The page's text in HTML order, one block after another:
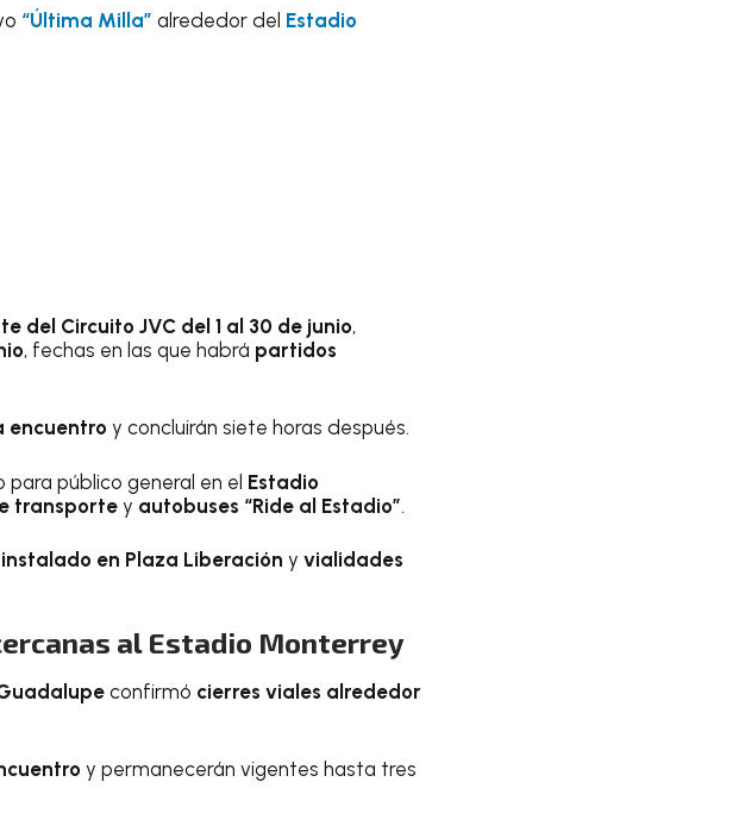
“Última Milla” alrededor del Estadio
del Circuito JVC del 1 al 30 de junio,
, fechas en las que habrá partidos
encuentro y concluirán siete horas después.
público general en el Estadio
transporte y autobuses “Ride al Estadio”.
instalado en Plaza Liberación y vialidades
al Estadio Monterrey
confirmó cierres viales alrededor
y permanecerán vigentes hasta tres